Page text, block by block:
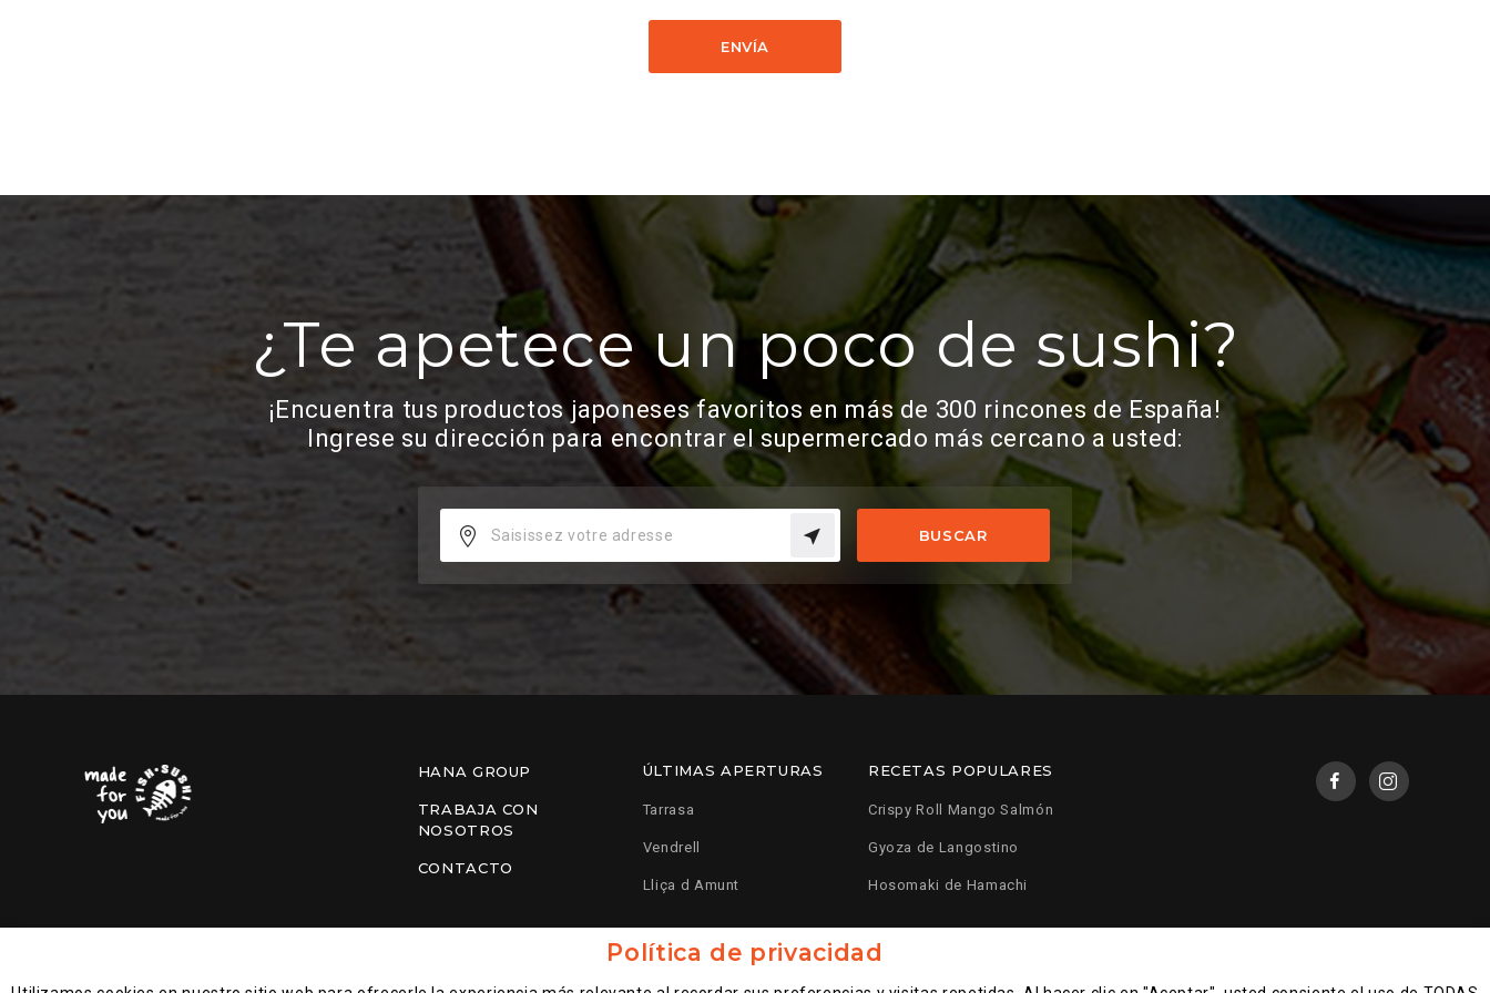
ENVÍA
¿Te apetece un poco de sushi?
¡Encuentra tus productos japoneses favoritos en más de 300 rincones de España!
Ingrese su dirección para encontrar el supermercado más cercano a usted:
BUSCAR
HANA GROUP
TRABAJA CON
NOSOTROS
CONTACTO
ÚLTIMAS APERTURAS
Tarrasa
Vendrell
Lliça d Amunt
RECETAS POPULARES
Crispy Roll Mango Salmón
Gyoza de Langostino
Hosomaki de Hamachi
Política de privacidad